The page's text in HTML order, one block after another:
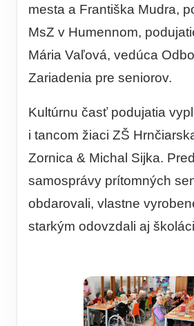
mesta a Františka Mudra,
MsZ v Humennom,
Mária Vaľová, vedúca
Zariadenia pre seniorov.
Kultúrnu časť podujatia
i tancom žiaci ZŠ
Zornica & Michal Sijka.
samosprávy prítomných
obdarovali, vlastne
starkým odovzdali aj